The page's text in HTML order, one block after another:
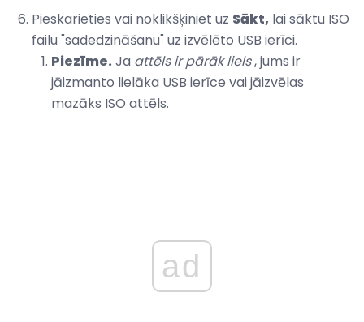
Pieskarieties vai noklikšķiniet uz Sākt, lai sāktu ISO
failu "sadedzināšanu" uz izvēlēto USB ierīci.
Piezīme. Ja attēls ir pārāk liels, jums ir
jāizmanto lielāka USB ierīce vai jāizvēlas
mazāks ISO attēls.
ad